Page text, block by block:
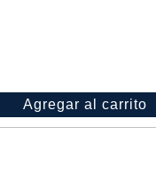
Agregar al carrito